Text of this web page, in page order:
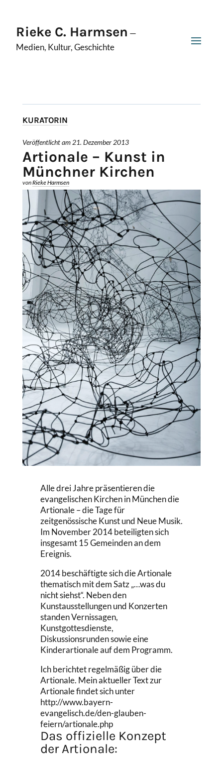
Rieke C. Harmsen —
Medien, Kultur, Geschichte
KURATORIN
Veröffentlicht am 21. Dezember 2013
Artionale – Kunst in
Münchner Kirchen
vonRieke Harmsen
Alle drei Jahre präsentieren die
evangelischen Kirchen in München die
Artionale – die Tage für
zeitgenössische Kunst und Neue Musik.
Im November 2014 beteiligten sich
insgesamt 15 Gemeinden an dem
Ereignis.
2014 beschäftigte sich die Artionale
thematisch mit dem Satz „…was du
nicht siehst“. Neben den
Kunstausstellungen und Konzerten
standen Vernissagen,
Kunstgottesdienste,
Diskussionsrunden sowie eine
Kinderartionale auf dem Programm.
Ich berichtet regelmäßig über die
Artionale. Mein aktueller Text zur
Artionale findet sich unter
http://www.bayern-
evangelisch.de/den-glauben-
feiern/artionale.php
Das offizielle Konzept
der Artionale: